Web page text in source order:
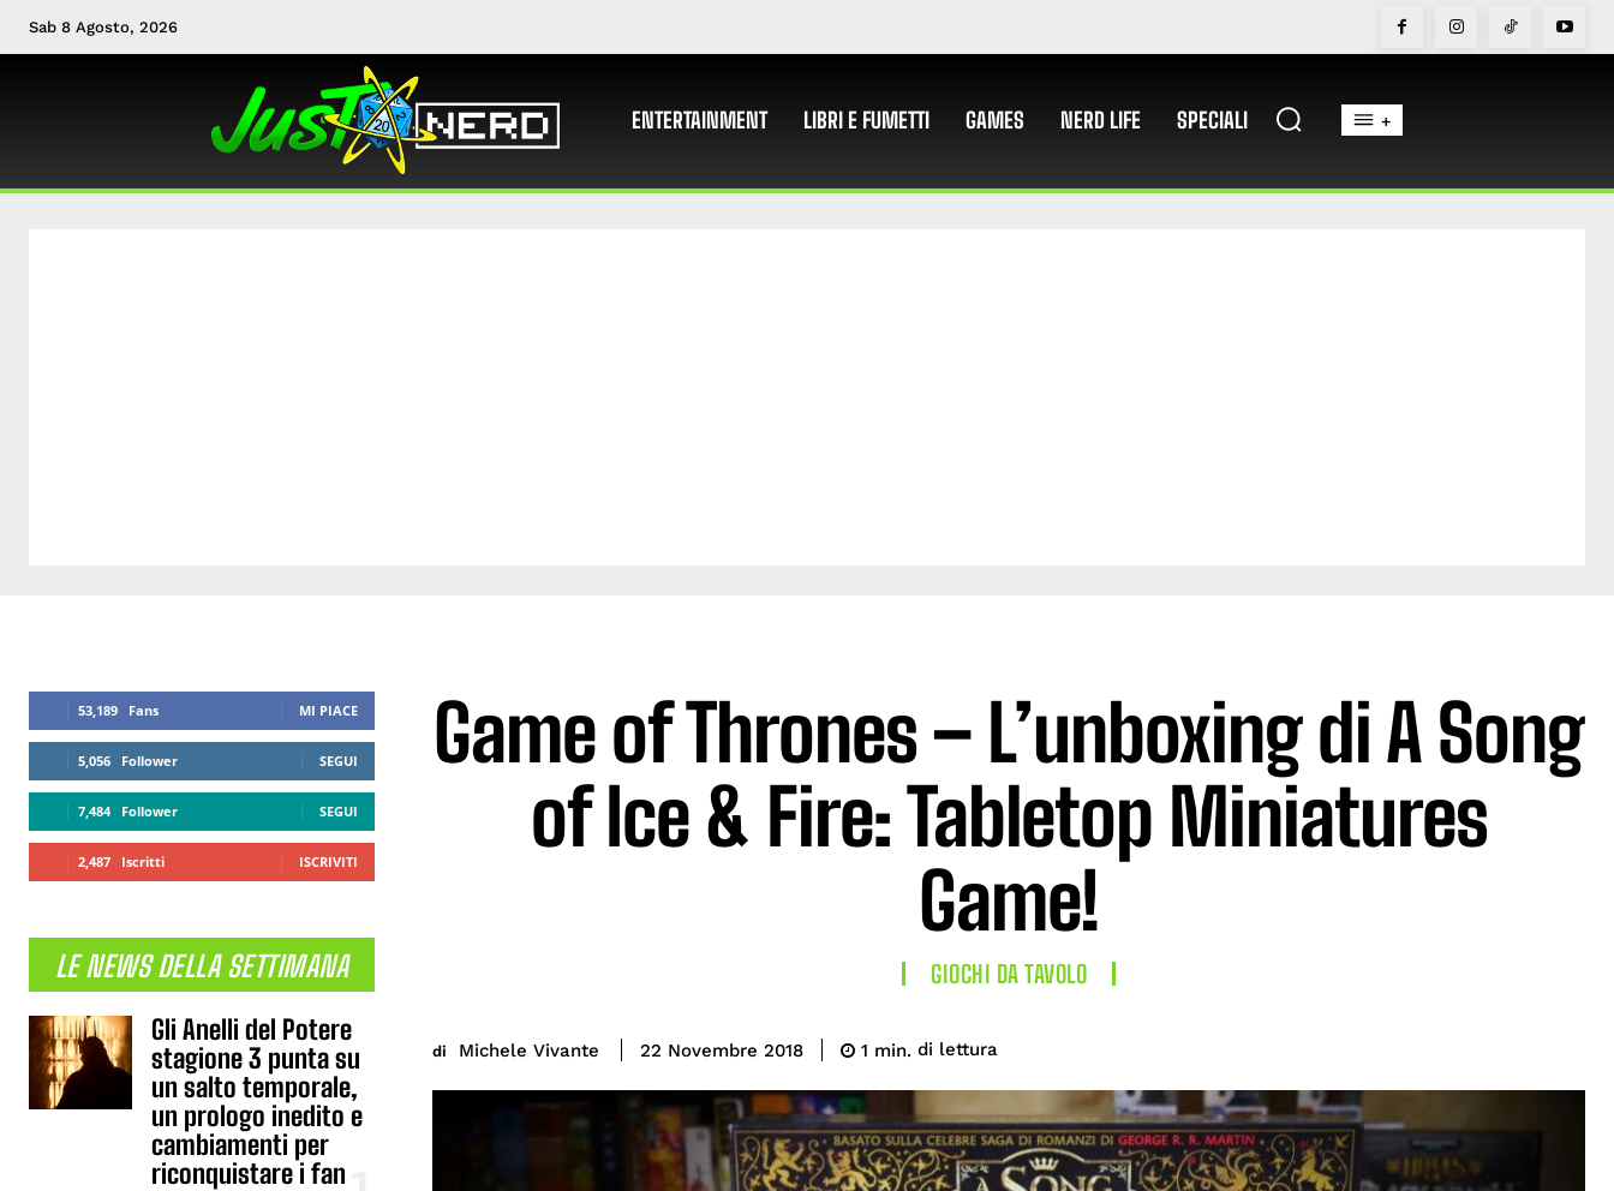
Sab 8 Agosto, 2026
ENTERTAINMENT LIBRI E FUMETTI GAMES NERD LIFE SPECIALI +
53,189 Fans MI PIACE
5,056 Follower SEGUI
7,484 Follower SEGUI
2,487 Iscritti ISCRIVITI
LE NEWS DELLA SETTIMANA
Gli Anelli del Potere
stagione 3 punta su
un salto temporale,
un prologo inedito e
cambiamenti per
riconquistare i fan
Game of Thrones – L’unboxing di A Song
of Ice & Fire: Tabletop Miniatures
Game!
GIOCHI DA TAVOLO
di Michele Vivante 22 Novembre 2018 1 min. di lettura